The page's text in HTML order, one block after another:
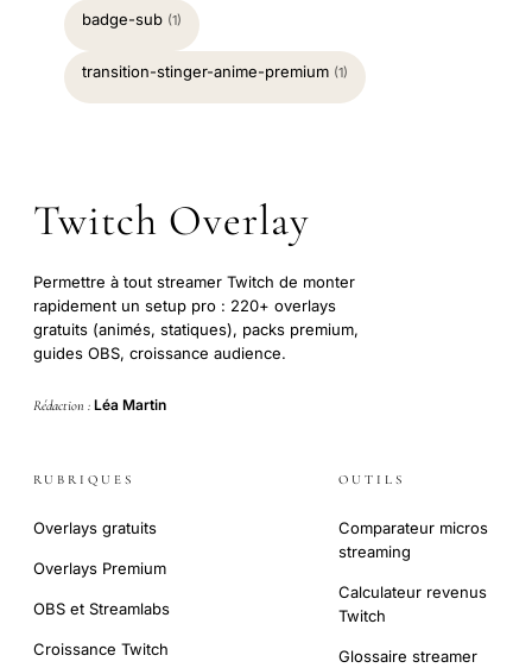
badge-sub (1)
transition-stinger-anime-premium (1)
Twitch Overlay
Permettre à tout streamer Twitch de monter
rapidement un setup pro : 220+ overlays
gratuits (animés, statiques), packs premium,
guides OBS, croissance audience.
Rédaction : Léa Martin
RUBRIQUES
Overlays gratuits
Overlays Premium
OBS et Streamlabs
Croissance Twitch
OUTILS
Comparateur micros
streaming
Calculateur revenus
Twitch
Glossaire streamer